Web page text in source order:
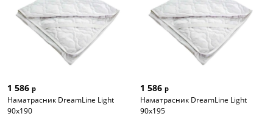
1 586 р
Наматрасник DreamLine Light
90х190
1 586 р
Наматрасник DreamLine Light
90х195